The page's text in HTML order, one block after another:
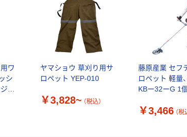
ワ
シ
ヤマショウ 草刈り用サ
ロペット YEP-010
￥3,828~ （税込）
藤原産業 セフ
ロペット 軽量
KBー32ーG 1
￥3,466 （税